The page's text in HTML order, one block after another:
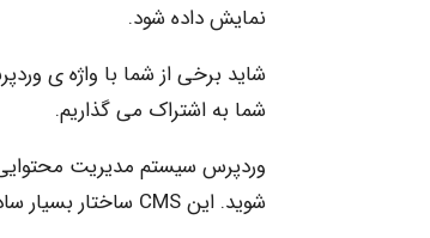
نمایش داده شود.
شاید برخی از شما با واژه ی
شما به اشتراک می گذاریم.
وردپرس سیستم مدیریت
شوید. این CMS ساختار بسیار ساده ای دارد و هر فرد می تواند خود پشتیبانی سایتش را برعهده گیرد.